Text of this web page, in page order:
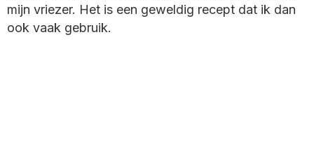
mijn vriezer. Het is een geweldig recept dat ik dan
ook vaak gebruik.